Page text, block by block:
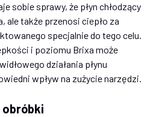
sobie sprawy, że płyn chłodzący
ale także przenosi ciepło za
specjalnie do tego celu.
i poziomu Brixa może
działania płynu
wpływ na zużycie narzędzi.